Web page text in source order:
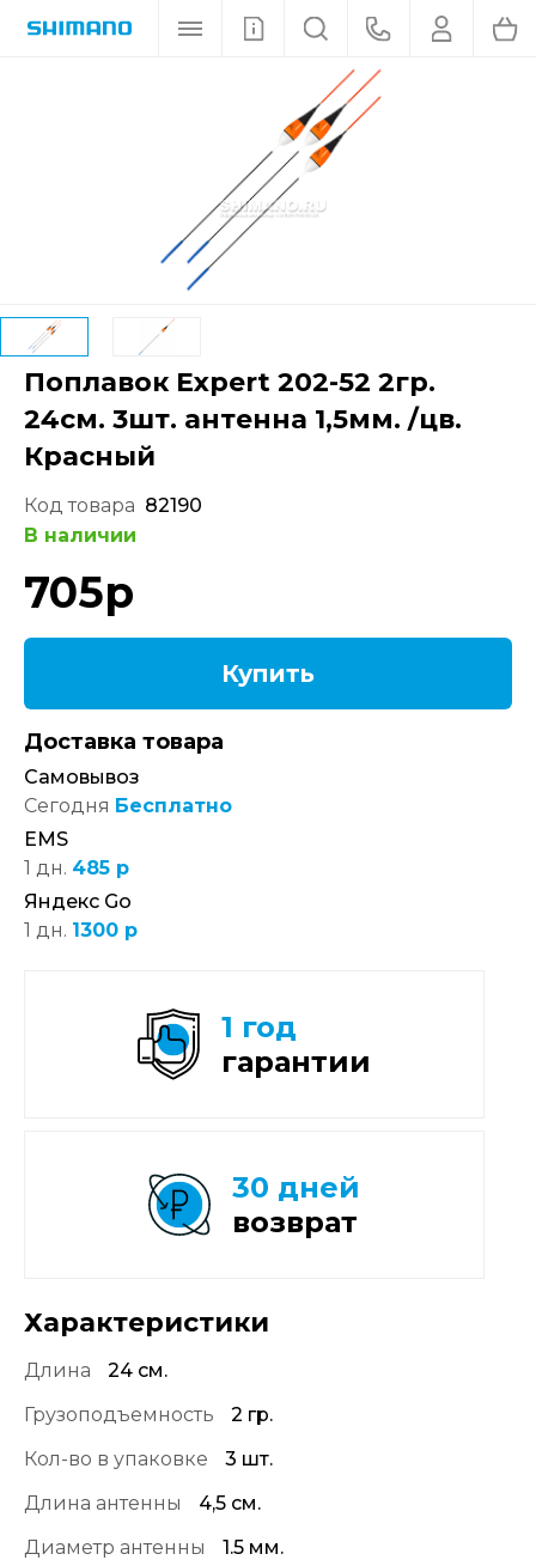
Поплавок Expert 202-52 2гр.
24см. 3шт. антенна 1,5мм. /цв.
Красный
Код товара 82190
В наличии
705р
Купить
Доставка товара
Самовывоз
Сегодня Бесплатно
EMS
1 дн. 485 р
Яндекс Go
1 дн. 1300 р
Характеристики
Длина
24 см.
Грузоподъемность
2 гр.
Кол-во в упаковке
3 шт.
Длина антенны
4,5 см.
Диаметр антенны
1.5 мм.
1 год
гарантии
30 дней
возврат